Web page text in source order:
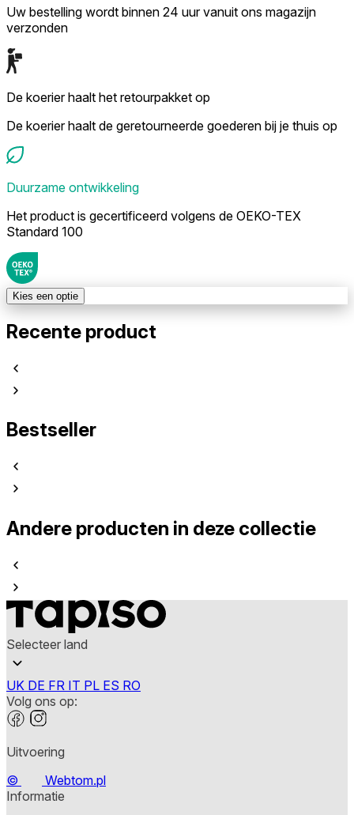
Uw bestelling wordt binnen 24 uur vanuit ons magazijn
verzonden
De koerier haalt het retourpakket op
De koerier haalt de geretourneerde goederen bij je thuis op
Duurzame ontwikkeling
Het product is gecertificeerd volgens de OEKO-TEX
Standard 100
Kies een optie
Recente product
Bestseller
Andere producten in deze collectie
Selecteer land
UK DE FR IT PL ES RO
Volg ons op:
Uitvoering
©
Webtom.pl
Informatie